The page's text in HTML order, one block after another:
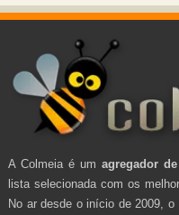
A Colmeia é um agregador
lista selecionada com os
No ar desde o início de 2009, o